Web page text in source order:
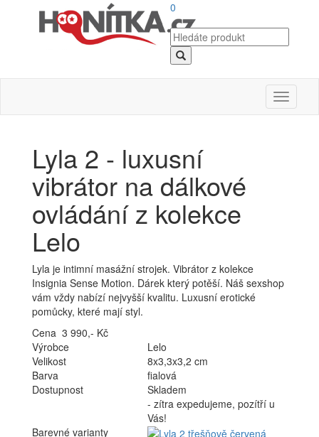
0
Toggle
Lyla 2 - luxusní
vibrátor na dálkové
ovládání z kolekce
Lelo
Lyla je intimní masážní strojek. Vibrátor z kolekce
Insignia Sense Motion. Dárek který potěší. Náš sexshop
vám vždy nabízí nejvyšší kvalitu. Luxusní erotické
pomůcky, které mají styl.
Cena 3 990,- Kč
Výrobce
Lelo
Velikost
8x3,3x3,2 cm
Barva
fialová
Dostupnost
Skladem
- zítra expedujeme, pozítří u
Vás!
Barevné varianty